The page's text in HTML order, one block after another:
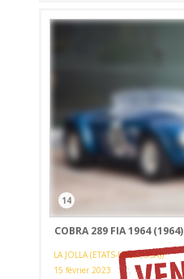
14
COBRA 289 FIA 1964 (1964)
LA JOLLA (ETATS-UNIS (USA))
15 février 2023